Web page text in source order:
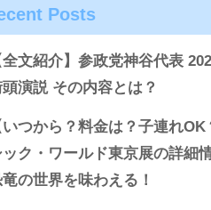
Posts
全文紹介】参政党神谷代表
演説 その内容とは？
いつから？料金は？子連れOK
ック・ワールド東京展の詳細
の世界を味わえる！